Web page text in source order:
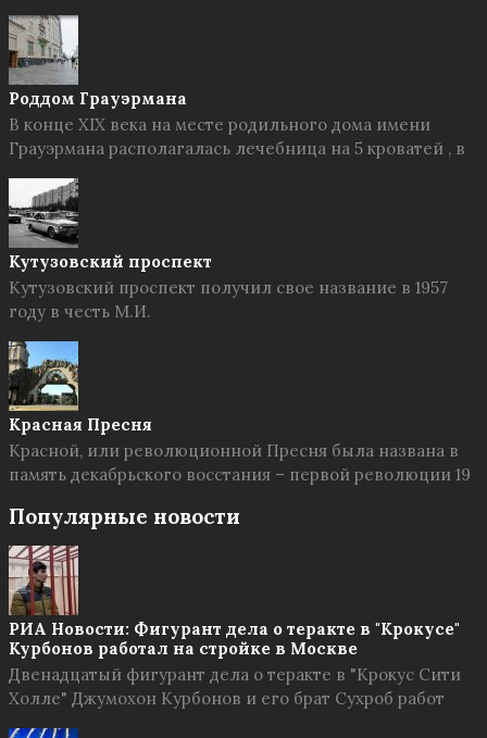
Роддом Грауэрмана
В конце XIX века на месте родильного дома имени
Грауэрмана располагалась лечебница на 5 кроватей , в
Кутузовский проспект
Кутузовский проспект получил свое название в 1957
году в честь М.И.
Красная Пресня
Красной, или революционной Пресня была названа в
память декабрьского восстания – первой революции 19
Популярные новости
РИА Новости: Фигурант дела о теракте в "Крокусе"
Курбонов работал на стройке в Москве
Двенадцатый фигурант дела о теракте в "Крокус Сити
Холле" Джумохон Курбонов и его брат Сухроб работ